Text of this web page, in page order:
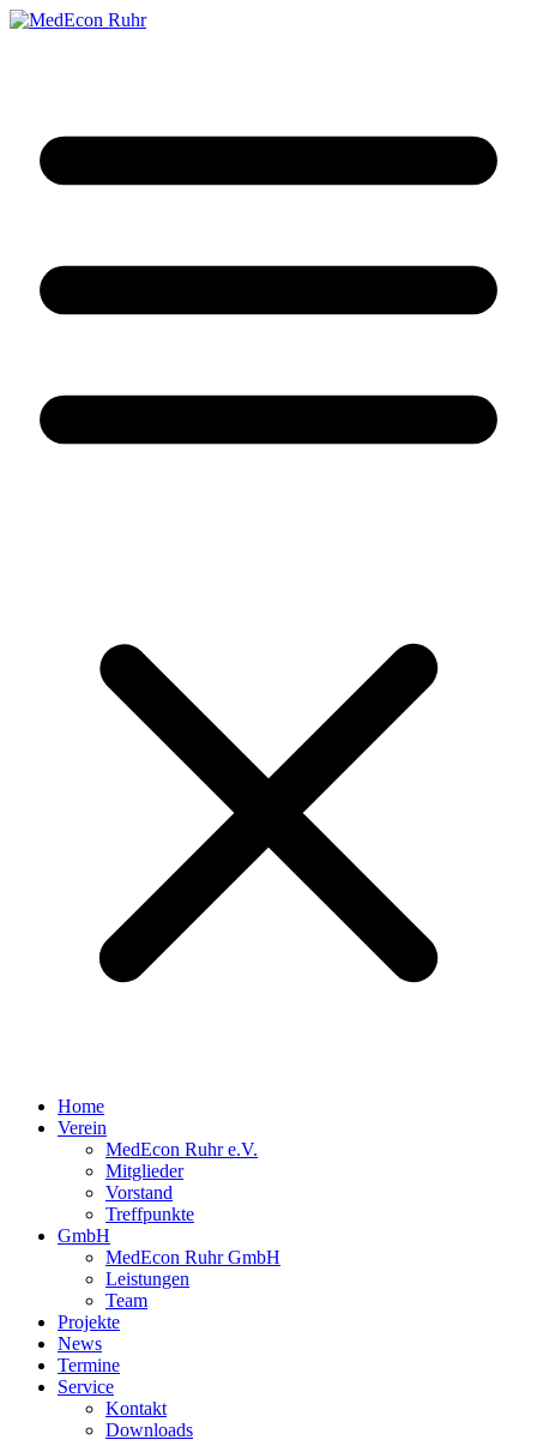
Home
Verein
MedEcon Ruhr e.V.
Mitglieder
Vorstand
Treffpunkte
GmbH
MedEcon Ruhr GmbH
Leistungen
Team
Projekte
News
Termine
Service
Kontakt
Downloads